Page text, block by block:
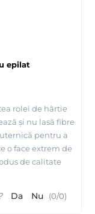
epilat
rolei de hârtie
și nu lasă fibre
pentru a
o face extrem de
de calitate
Da Nu (0/0)